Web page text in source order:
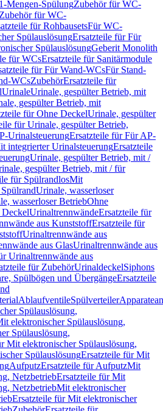
Mengen-SpülungZubehör für WC-
für WC-
für RohbausetsFür WC-
SpülauslösungErsatzteile für Für
SpülauslösungGeberit Monolith
für WCsErsatzteile für Sanitärmodule
für Für Wand-WCsFür Stand-
WCsZubehörErsatzteile für
UrinaleUrinale, gespülter Betrieb, mit
gespülter Betrieb, mit
für Ohne DeckelUrinale, gespülter
für Urinale, gespülter Betrieb,
UrinalsteuerungErsatzteile für Für AP-
integrierter UrinalsteuerungErsatzteile
Urinale, gespülter Betrieb, mit /
gespülter Betrieb, mit / für
für SpülrandlosMit
Urinale, wasserloser
wasserloser BetriebOhne
UrinaltrennwändeErsatzteile für
aus KunststoffErsatzteile für
Urinaltrennwände aus
aus GlasUrinaltrennwände aus
Urinaltrennwände aus
für ZubehörUrinaldeckelSiphons
Spülbögen und ÜbergängeErsatzteile
AblaufventileSpülverteiler
Spülauslösung,
elektronischer Spülauslösung,
Spülauslösung,
Mit elektronischer Spülauslösung,
SpülauslösungErsatzteile für Mit
AufputzErsatzteile für AufputzMit
NetzbetriebErsatzteile für Mit
NetzbetriebMit elektronischer
Ersatzteile für Mit elektronischer